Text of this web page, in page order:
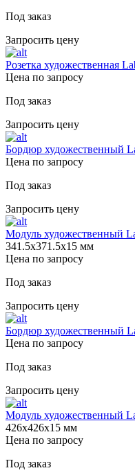
Под заказ
Запросить цену
Розетка художественная
Цена по запросу
Под заказ
Запросить цену
Бордюр художественный
Цена по запросу
Под заказ
Запросить цену
Модуль художественный
341.5х371.5х15 мм
Цена по запросу
Под заказ
Запросить цену
Бордюр художественный
Цена по запросу
Под заказ
Запросить цену
Модуль художественный
426х426х15 мм
Цена по запросу
Под заказ